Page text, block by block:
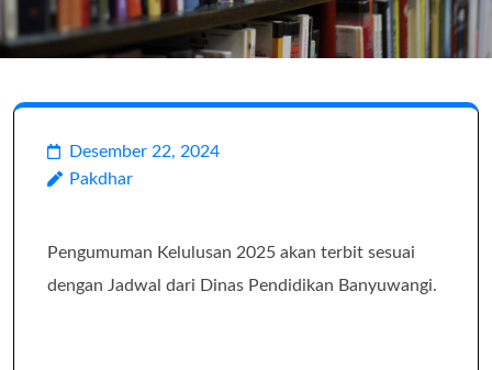
Desember 22, 2024
Pakdhar
Pengumuman Kelulusan 2025 akan terbit sesuai
dengan Jadwal dari Dinas Pendidikan Banyuwangi.